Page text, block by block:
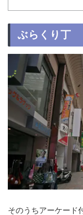
ぶらくり丁
そのうちアーケード